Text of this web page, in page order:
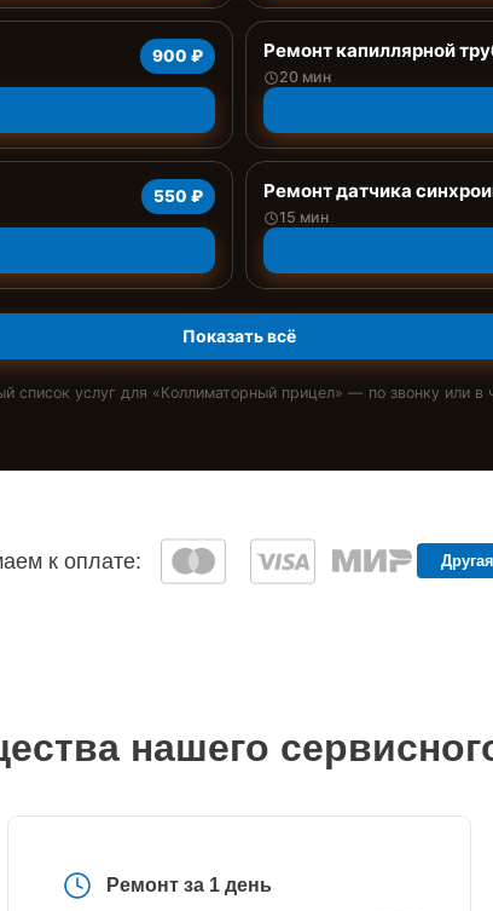
900 ₽ Ремонт капиллярной
20 мин
550 ₽ Ремонт датчика
15 мин
Показать всё
список услуг для «Коллиматорный прицел» — по звонку или в
к оплате:
нашего
Ремонт за 1 день